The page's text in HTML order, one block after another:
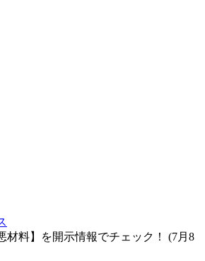
材料】を開示情報でチェック！ (7月8